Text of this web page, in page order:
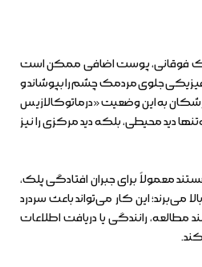
فوقانی، پوست اضافی ممکن است
فیزیکی جلوی مردمک چشم را بپوشاند و
به این وضعیت «درماتوکالازیس
دید محیطی، بلکه دید مرکزی را نیز
معمولاً برای جبران افتادگی پلک،
می‌برند؛ این کار می‌تواند باعث سردرد
مطالعه، رانندگی یا دریافت اطلاعات